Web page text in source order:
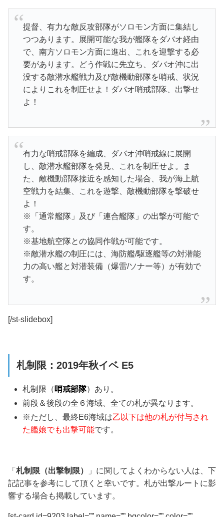
提督、有力な敵反攻部隊がソロモン方面に集結し
つつあります。展開可能な我が艦隊をダバオ経由
で、南方ソロモン方面に進出、これを迎撃する必
要があります。どう作戦に先立ち、ダバオ沖に出
没する敵潜水艦戦力及び敵機動部隊を哨戒、状況
によりこれを制圧せよ！ダバオ哨戒部隊、出撃せ
よ！
有力な哨戒部隊を編成、ダバオ沖哨戒線に展開
し、敵潜水艦部隊を発見、これを制圧せよ。ま
た、敵機動部隊接近を感知した場合、我が海上航
空戦力を結集、これを遊撃、敵機動部隊を撃破せ
よ！
※「通常艦隊」及び「連合艦隊」の出撃が可能で
す。
※基地航空隊との協同作戦が可能です。
※敵潜水艦の制圧には、海防艦/駆逐艦等の対潜能
力の高い艦と対潜装備（爆雷/ソナー等）が有効で
す。
[/st-slidebox]
札制限：2019年秋イベ E5
札制限（ 哨戒部隊）あり。
前段＆後段の全６海域、全ての札が異なります。
※ただし、最終E6海域は乙以下は他の札が付与され
た艦娘でも出撃可能です。
「 札制限（出撃制限）
」に関してよくわからない人は、下
記記事を参考にして頂くと幸いです。 札が出撃ルートに影
響する場合も掲載しています。